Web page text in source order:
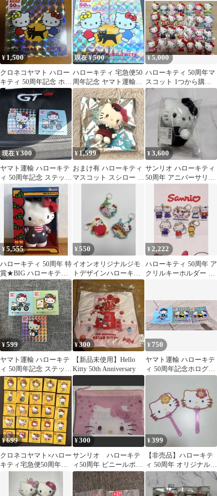
み
3点
¥ 1,500
クロネコヤマト ハロー
キティ 50周年記念 ホロ
グラムシール
現在 ¥500
ハローキティ 宅急便50
周年記念 ヤマト運輸シ
ークレット
¥5,000
ハローキティ 50周年マ
スコット 1つから購入
可能
現在 ¥300
ヤマト運輸 ハローキテ
ィ 50周年記念 ステッカ
ー 2種セット
¥ 1,599
おまけ有 ハローキティ
マスコット スシロー シ
ステッカー
¥3,600
サンリオ ハローキティ
50周年 アニバーサリー
¥5,555
ハローキティ 50周年 特
賞★BIG ハローキティ
ぬいぐるみ
¥550
イオンオリジナルジモ
トデザインハローキテ
ィラバーマスコット
¥ 2,222
ハローキティ 50周年 ア
クリルキーホルダー 6
¥599
ヤマト運輸 ハローキテ
ィ 50周年記念 ステッカ
ー 3枚セット 非売
品 レア
¥300
【新品未使用】Hello
Kitty 50th Anniversary
¥ 750
ヤマト運輸 ハローキテ
ィ 50周年記念ホログラ
ムステッカー シークレ
¥699
クロネコヤマト×ハロー
キティ宅急便50周年記
¥300
サンリオ ハローキテ
ィ50周年 ビニールポー
チ
¥399
【非売品】ハローキテ
ィ 50周年 オリジナルう
ちわ 2種セット